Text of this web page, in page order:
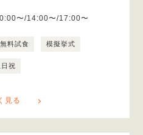
〜/14:00〜/17:00〜
無料試食 模擬挙式
日祝
見る